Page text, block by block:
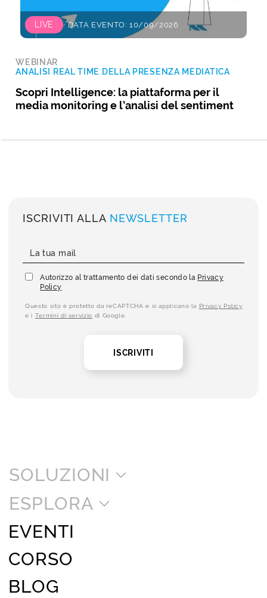
LIVE DATA EVENTO: 10/09/2026
WEBINAR
ANALISI REAL TIME DELLA PRESENZA MEDIATICA
Scopri Intelligence: la piattaforma per il
media monitoring e l’analisi del sentiment
ISCRIVITI ALLA NEWSLETTER
Autorizzo al trattamento dei dati secondo la Privacy
Policy
Questo sito è protetto da reCAPTCHA e si applicano la Privacy Policy
e i Termini di servizio di Google.
ISCRIVITI
SOLUZIONI
ESPLORA
EVENTI
CORSO
BLOG